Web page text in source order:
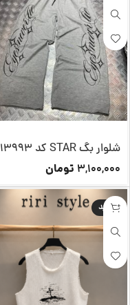
شلوار بگ STAR کد 13993
3,100,000 تومان
جدید